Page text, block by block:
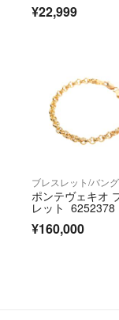
ー 紺 ネイビー
¥22,999
ブレスレット/バン
ポンテヴェキオ
レット 6252378
¥160,000